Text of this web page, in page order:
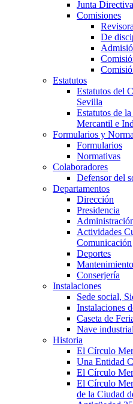
Junta Directiva
Comisiones
De
Estatutos
Estatutos del
Sevilla
Estatutos de
Mercantil e
Formularios y
Formularios
Normativas
Colaboradores
Defensor del
Departamentos
Dirección
Presidencia
Actividades
Comunicación
Deportes
Mantenimiento
Conserjería
Instalaciones
Sede social,
Instalaciones
Caseta de
Nave industrial
Historia
El Círculo
Una Entidad
El Círculo
El Círculo
de la Ciudad